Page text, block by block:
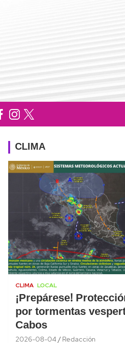
CLIMA
CLIMA LOCAL
¡Prepárese!
por tormentas
Cabos
2026-08-04 Redacción